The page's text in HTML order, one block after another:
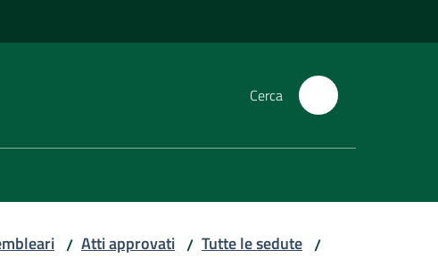
Cerca
/ Atti approvati / Tutte le sedute /